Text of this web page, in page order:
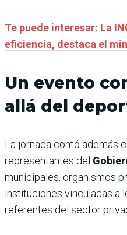
Te puede interesar: La
eficiencia, destaca el
Un evento
allá del
La jornada contó además
representantes del
municipales, organismos
instituciones vinculadas a
referentes del sector